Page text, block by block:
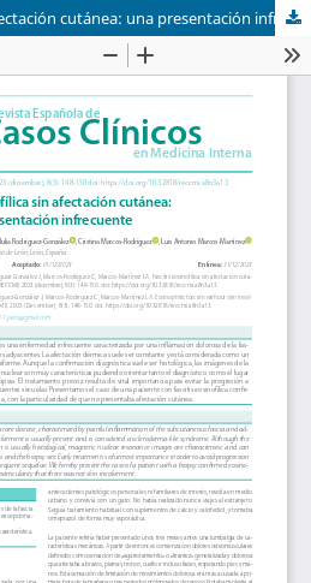
Fascitis eosinofílica sin afectación cutánea: una presentación infrecuente